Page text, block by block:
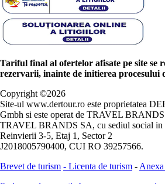
Tariful final al ofertelor afisate pe site se
rezervarii, inainte de initierea procesului
Copyright ©2026
Site-ul www.dertour.ro este proprietatea
Gmbh si este operat de TRAVEL
TRAVEL BRANDS SA, cu sediul social in
Reinvierii 3-5, Etaj 1, Sector 2
J2018005790400, CUI RO 39257566.
Brevet de turism - Licenta de turism -